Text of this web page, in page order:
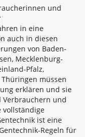
und
in eine
auch in diesen
von Baden-
Mecklenburg-
Pfalz,
müssen
erklären und sie
Verbrauchern und
vollständige
ist eine
Regeln für